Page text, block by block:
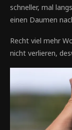
schneller, mal
einen Daumen
Recht viel mehr
nicht verlieren,